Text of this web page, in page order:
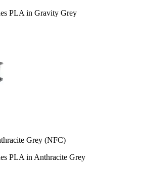
PLA in Gravity Grey
Grey (NFC)
PLA in Anthracite Grey